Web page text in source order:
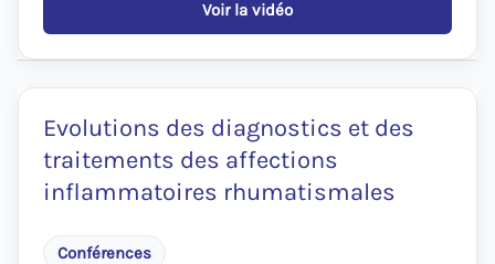
et
futures
Voir la vidéo
:
Présentation
d’un
artificielle
dans
le
médical
Evolutions des diagnostics et des
traitements des affections
inflammatoires rhumatismales
Conférences